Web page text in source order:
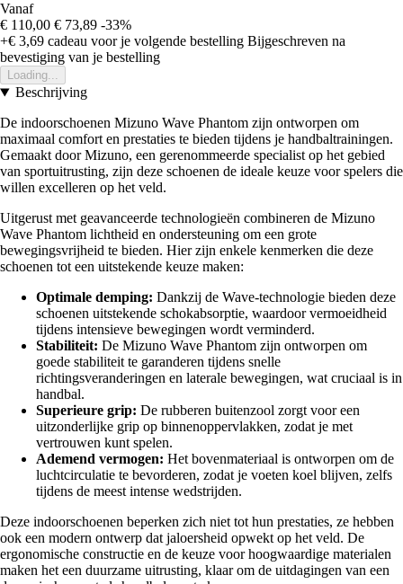
Vanaf
€ 110,00 € 73,89 -33%
+€ 3,69 cadeau voor je volgende bestelling Bijgeschreven na
bevestiging van je bestelling
Loading...
Beschrijving
De indoorschoenen Mizuno Wave Phantom zijn ontworpen om
maximaal comfort en prestaties te bieden tijdens je handbaltrainingen.
Gemaakt door Mizuno, een gerenommeerde specialist op het gebied
van sportuitrusting, zijn deze schoenen de ideale keuze voor spelers die
willen excelleren op het veld.
Uitgerust met geavanceerde technologieën combineren de Mizuno
Wave Phantom lichtheid en ondersteuning om een grote
bewegingsvrijheid te bieden. Hier zijn enkele kenmerken die deze
schoenen tot een uitstekende keuze maken:
Optimale demping: Dankzij de Wave-technologie bieden deze
schoenen uitstekende schokabsorptie, waardoor vermoeidheid
tijdens intensieve bewegingen wordt verminderd.
Stabiliteit: De Mizuno Wave Phantom zijn ontworpen om
goede stabiliteit te garanderen tijdens snelle
richtingsveranderingen en laterale bewegingen, wat cruciaal is in
handbal.
Superieure grip: De rubberen buitenzool zorgt voor een
uitzonderlijke grip op binnenoppervlakken, zodat je met
vertrouwen kunt spelen.
Ademend vermogen: Het bovenmateriaal is ontworpen om de
luchtcirculatie te bevorderen, zodat je voeten koel blijven, zelfs
tijdens de meest intense wedstrijden.
Deze indoorschoenen beperken zich niet tot hun prestaties, ze hebben
ook een modern ontwerp dat jaloersheid opwekt op het veld. De
ergonomische constructie en de keuze voor hoogwaardige materialen
maken het een duurzame uitrusting, klaar om de uitdagingen van een